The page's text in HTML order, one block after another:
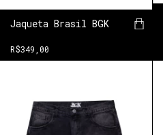
Jaqueta Brasil BGK
R$349,00